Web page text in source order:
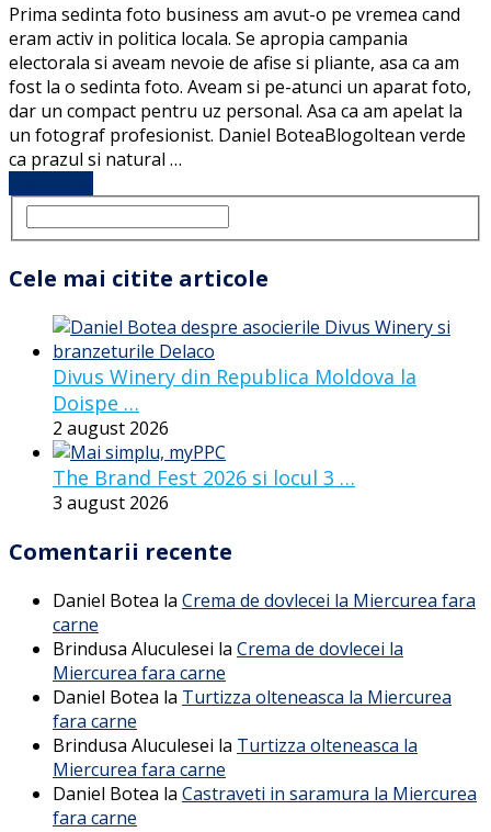
Prima sedinta foto business am avut-o pe vremea cand
eram activ in politica locala. Se apropia campania
electorala si aveam nevoie de afise si pliante, asa ca am
fost la o sedinta foto. Aveam si pe-atunci un aparat foto,
dar un compact pentru uz personal. Asa ca am apelat la
un fotograf profesionist. Daniel BoteaBlogoltean verde
ca prazul si natural …
Cele mai citite articole
Divus Winery din Republica Moldova la
Doispe …
2 august 2026
The Brand Fest 2026 si locul 3 …
3 august 2026
Comentarii recente
Daniel Botea la Crema de dovlecei la Miercurea fara
carne
Brindusa Aluculesei la Crema de dovlecei la
Miercurea fara carne
Daniel Botea la Turtizza olteneasca la Miercurea
fara carne
Brindusa Aluculesei la Turtizza olteneasca la
Miercurea fara carne
Daniel Botea la Castraveti in saramura la Miercurea
fara carne